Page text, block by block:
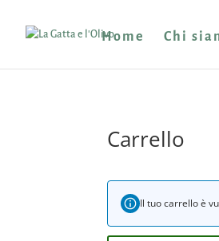
Home Chi
Carrello
Il tuo carrello è